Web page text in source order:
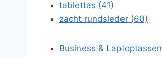
tablettas (41)
zacht rundsleder (60)
Business & Laptoptassen